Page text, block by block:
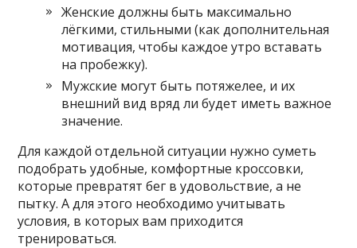
Женские должны быть максимально
лёгкими, стильными (как дополнительная
мотивация, чтобы каждое утро вставать
на пробежку).
Мужские могут быть потяжелее, и их
внешний вид вряд ли будет иметь важное
значение.
Для каждой отдельной ситуации нужно суметь
подобрать удобные, комфортные кроссовки,
которые превратят бег в удовольствие, а не
пытку. А для этого необходимо учитывать
условия, в которых вам приходится
тренироваться.